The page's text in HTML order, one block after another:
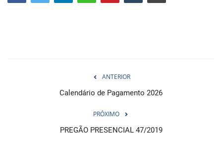
ANTERIOR
Calendário de Pagamento 2026
PRÓXIMO
PREGÃO PRESENCIAL 47/2019